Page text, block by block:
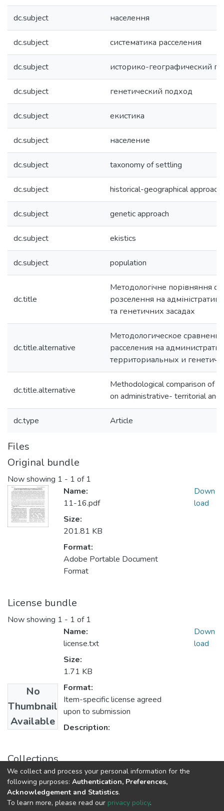
dc.subject населення
dc.subject систематика расселения
dc.subject историко-географический
dc.subject генетический подход
dc.subject екистика
dc.subject население
dc.subject taxonomy of settling
dc.subject historical-geographical approach
dc.subject genetic approach
dc.subject ekistics
dc.subject population
dc.title
Методологічне порівняння
розселення на
та генетичних засадах
dc.title.alternative
Методологическое
расселения на
территориальных и
dc.title.alternative
Methodological comparison of
on administrative- territorial and
dc.type Article
Files
Original bundle
Now showing 1 - 1 of 1
Name:
11-16.pdf
Size:
201.81 KB
Format:
Adobe Portable Document
Format
Down
load
License bundle
Now showing 1 - 1 of 1
No
Thumbnail
Available
Name:
license.txt
Size:
1.71 KB
Format:
Item-specific license agreed
upon to submission
Description:
Down
load
Collections
Статті та доповіді ГГФ
We collect and process your personal information for the
following purposes: Authentication, Preferences,
Acknowledgement and Statistics.
To learn more, please read our privacy policy.